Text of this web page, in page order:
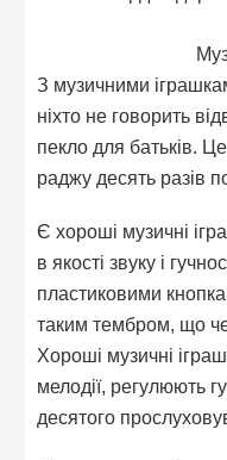
З музичними
ніхто не говорить
пекло для батьків.
раджу десять разів
Є хороші музичні
в якості звуку і
пластиковими
таким тембром, що
Хороші музичні
мелодії, регулюють
десятого